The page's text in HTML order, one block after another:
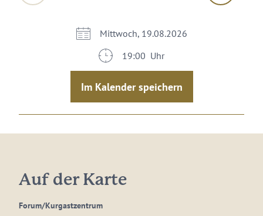
Mittwoch, 19.08.2026
19:00 Uhr
Im Kalender speichern
Auf der Karte
Forum/Kurgastzentrum